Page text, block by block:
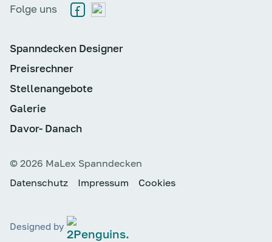
Folge uns
Spanndecken Designer
Preisrechner
Stellenangebote
Galerie
Davor- Danach
© 2026 MaLex Spanndecken
Datenschutz
Impressum Cookies
Designed by